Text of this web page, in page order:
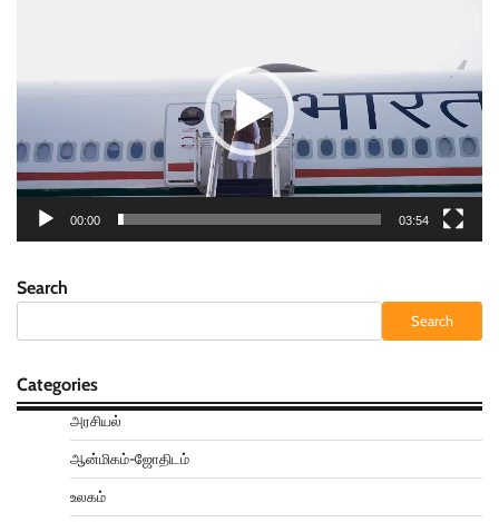
00:00 03:54
Search
Search
Categories
அரசியல்
ஆன்மிகம்-ஜோதிடம்
உலகம்